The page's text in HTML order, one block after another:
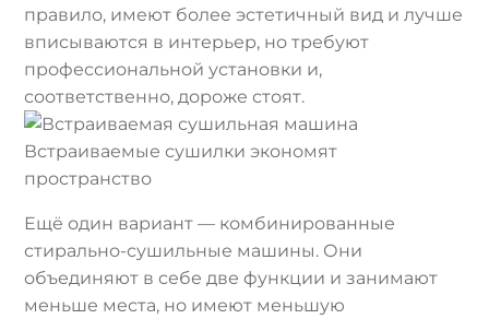
правило, имеют более эстетичный вид и лучше
вписываются в интерьер, но требуют
профессиональной установки и,
соответственно, дороже стоят.
Встраиваемые сушилки экономят
пространство
Ещё один вариант — комбинированные
стирально-сушильные машины. Они
объединяют в себе две функции и занимают
меньше места, но имеют меньшую